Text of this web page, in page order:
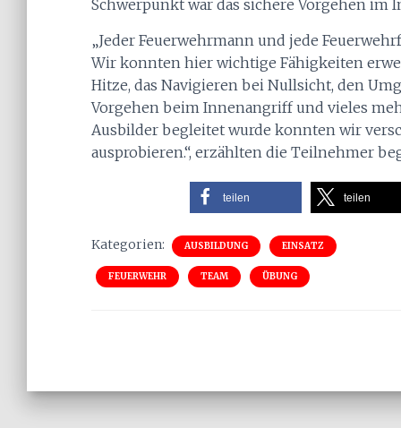
Schwerpunkt war das sichere Vorgehen im
„Jeder Feuerwehrmann und jede
Wir konnten hier wichtige Fähigkeiten
Hitze, das Navigieren bei Nullsicht, den
Vorgehen beim Innenangriff und vieles
Ausbilder begleitet wurde konnten wir
ausprobieren.“, erzählten die Teilnehmer
teilen teilen
Kategorien: AUSBILDUNG EINSATZ
FEUERWEHR TEAM ÜBUNG